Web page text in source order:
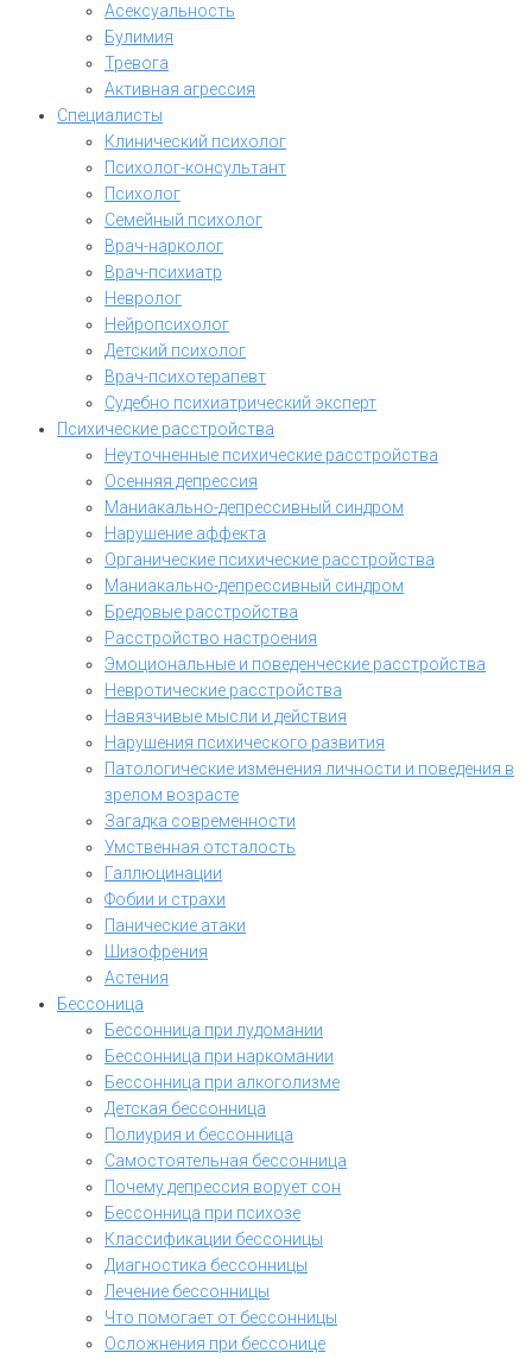
Асексуальность
Булимия
Тревога
Активная агрессия
Специалисты
Клинический психолог
Психолог-консультант
Психолог
Семейный психолог
Врач-нарколог
Врач-психиатр
Невролог
Нейропсихолог
Детский психолог
Врач-психотерапевт
Судебно психиатрический эксперт
Психические расстройства
Неуточненные психические расстройства
Осенняя депрессия
Маниакально-депрессивный синдром
Нарушение аффекта
Органические психические расстройства
Маниакально-депрессивный синдром
Бредовые расстройства
Расстройство настроения
Эмоциональные и поведенческие расстройства
Невротические расстройства
Навязчивые мысли и действия
Нарушения психического развития
Патологические изменения личности и поведения в
зрелом возрасте
Загадка современности
Умственная отсталость
Галлюцинации
Фобии и страхи
Панические атаки
Шизофрения
Астения
Бессоница
Бессонница при лудомании
Бессонница при наркомании
Бессонница при алкоголизме
Детская бессонница
Полиурия и бессонница
Самостоятельная бессонница
Почему депрессия ворует сон
Бессонница при психозе
Классификации бессоницы
Диагностика бессонницы
Лечение бессонницы
Что помогает от бессонницы
Осложнения при бессонице